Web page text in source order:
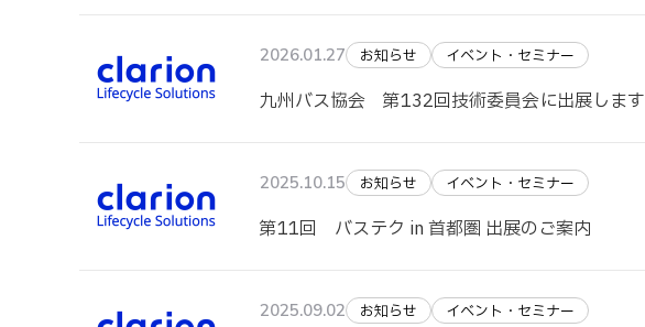
2026.01.27 お知らせ イベント・セミナー
九州バス協会 第132回技術委員会に出展します
2025.10.15 お知らせ イベント・セミナー
第11回 バステク in 首都圏 出展のご案内
2025.09.02 お知らせ イベント・セミナー